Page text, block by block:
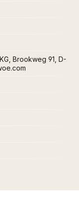
Brookweg 91, D-